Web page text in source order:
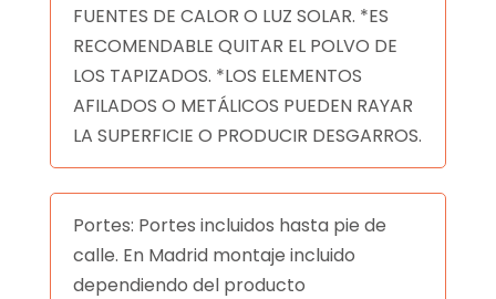
FUENTES DE CALOR O LUZ SOLAR. *ES
RECOMENDABLE QUITAR EL POLVO DE
LOS TAPIZADOS. *LOS ELEMENTOS
AFILADOS O METÁLICOS PUEDEN RAYAR
LA SUPERFICIE O PRODUCIR DESGARROS.
Portes: Portes incluidos hasta pie de
calle. En Madrid montaje incluido
dependiendo del producto